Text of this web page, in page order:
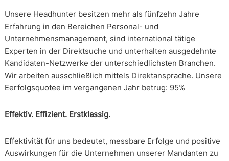
Unsere Headhunter besitzen mehr als fünfzehn Jahre
Erfahrung in den Bereichen Personal- und
Unternehmensmanagement, sind international tätige
Experten in der Direktsuche und unterhalten ausgedehnte
Kandidaten-Netzwerke der unterschiedlichsten Branchen.
Wir arbeiten ausschließlich mittels Direktansprache. Unsere
Eerfolgsquotee im vergangenen Jahr betrug: 95%
Effektiv. Effizient. Erstklassig.
Effektivität für uns bedeutet, messbare Erfolge und positive
Auswirkungen für die Unternehmen unserer Mandanten zu